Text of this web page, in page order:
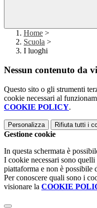
Home >
Scuola >
I luoghi
Nessun contenuto da
Questo sito o gli strumenti
cookie necessari al
COOKIE POLICY.
Personalizza Rifiuta tutti i
Gestione cookie
In questa schermata è
I cookie necessari sono
piattaforma e non è possibile
Per conoscere quali sono i
visionare la COOKIE